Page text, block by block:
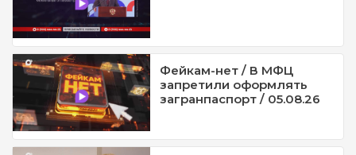
Фейкам-нет / В МФЦ
запретили оформлять
загранпаспорт / 05.08.26